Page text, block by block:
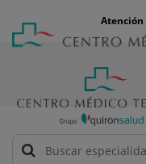
contenido
Menú
Atención